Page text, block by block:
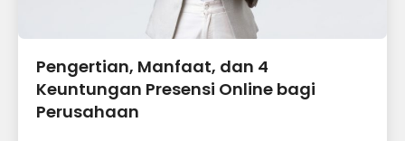
Pengertian, Manfaat, dan 4
Keuntungan Presensi Online bagi
Perusahaan